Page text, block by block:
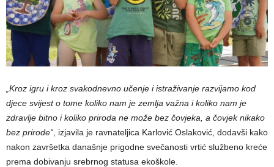
„Kroz igru i kroz svakodnevno učenje i istraživanje razvijamo kod
djece svijest o tome koliko nam je zemlja važna i koliko nam je
zdravlje bitno i koliko priroda ne može bez čovjeka, a čovjek nikako
bez prirode“ , izjavila je ravnateljica Karlović Oslaković, dodavši kako
nakon završetka današnje prigodne svečanosti vrtić službeno kreće
prema dobivanju srebrnog statusa ekoškole.